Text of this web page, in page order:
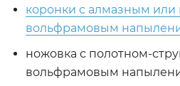
коронки с алмазным или
вольфрамовым
ножовка с полотном-
вольфрамовым